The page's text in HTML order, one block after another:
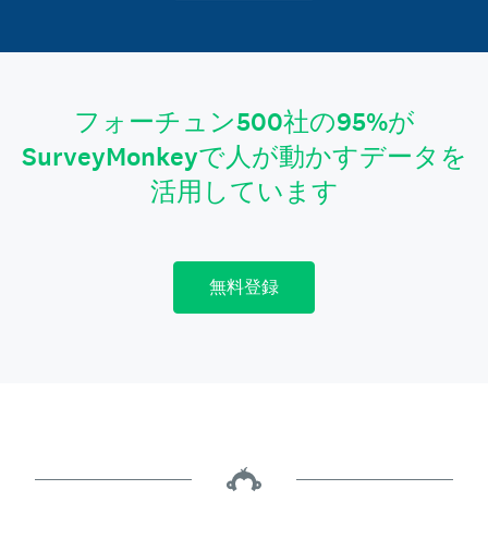
フォーチュン500社の95%が
SurveyMonkeyで人が動かすデータを
活用しています
無料登録